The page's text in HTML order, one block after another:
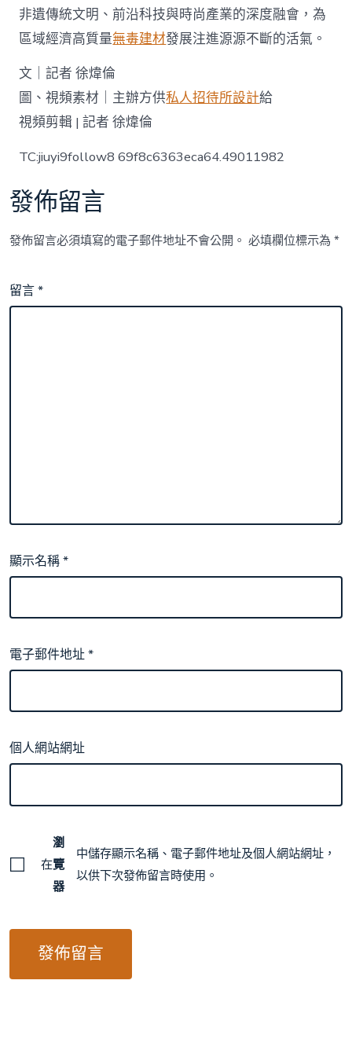
非遺傳統文明、前沿科技與時尚產業的深度融會，為
區域經濟高質量無毒建材發展注進源源不斷的活氣。
文｜記者 徐煒倫
圖、視頻素材｜主辦方供私人招待所設計給
視頻剪輯 | 記者 徐煒倫
TC:jiuyi9follow8 69f8c6363eca64.49011982
發佈留言
發佈留言必須填寫的電子郵件地址不會公開。 必填欄位標示為*
留言*
顯示名稱*
電子郵件地址*
個人網站網址
在
瀏
覽
器
中儲存顯示名稱、電子郵件地址及個人網站網址，
以供下次發佈留言時使用。